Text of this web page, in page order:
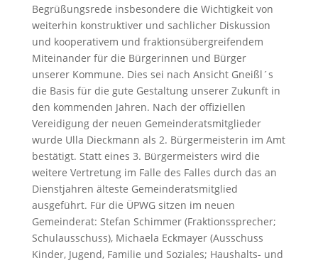
Begrüßungsrede insbesondere die Wichtigkeit von
weiterhin konstruktiver und sachlicher Diskussion
und kooperativem und fraktionsübergreifendem
Miteinander für die Bürgerinnen und Bürger
unserer Kommune. Dies sei nach Ansicht Gneißl´s
die Basis für die gute Gestaltung unserer Zukunft in
den kommenden Jahren. Nach der offiziellen
Vereidigung der neuen Gemeinderatsmitglieder
wurde Ulla Dieckmann als 2. Bürgermeisterin im Amt
bestätigt. Statt eines 3. Bürgermeisters wird die
weitere Vertretung im Falle des Falles durch das an
Dienstjahren älteste Gemeinderatsmitglied
ausgeführt. Für die ÜPWG sitzen im neuen
Gemeinderat: Stefan Schimmer (Fraktionssprecher;
Schulausschuss), Michaela Eckmayer (Ausschuss
Kinder, Jugend, Familie und Soziales; Haushalts- und